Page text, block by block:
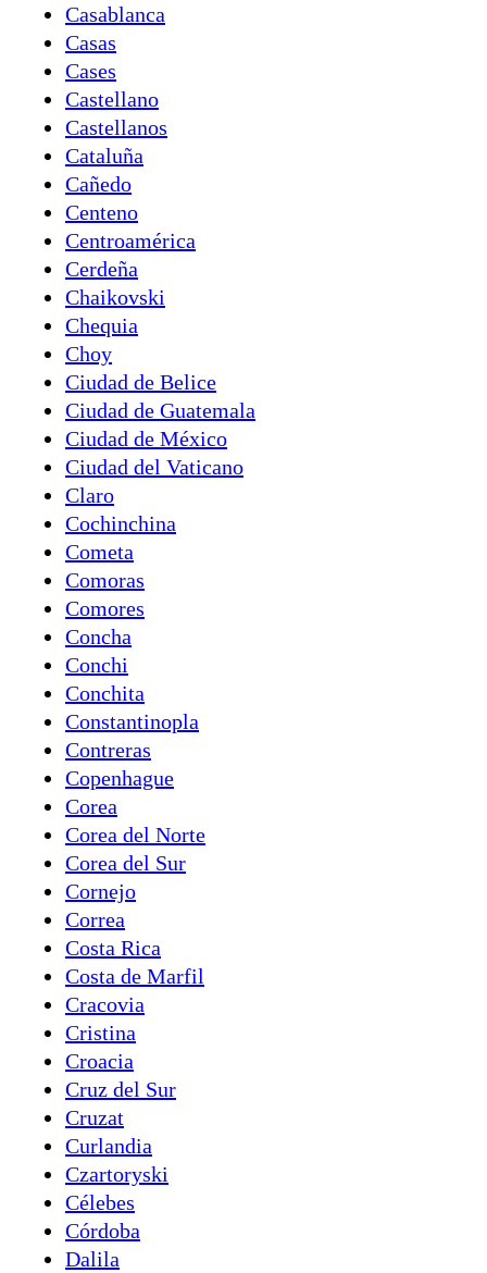
Casablanca
Casas
Cases
Castellano
Castellanos
Cataluña
Cañedo
Centeno
Centroamérica
Cerdeña
Chaikovski
Chequia
Choy
Ciudad de Belice
Ciudad de Guatemala
Ciudad de México
Ciudad del Vaticano
Claro
Cochinchina
Cometa
Comoras
Comores
Concha
Conchi
Conchita
Constantinopla
Contreras
Copenhague
Corea
Corea del Norte
Corea del Sur
Cornejo
Correa
Costa Rica
Costa de Marfil
Cracovia
Cristina
Croacia
Cruz del Sur
Cruzat
Curlandia
Czartoryski
Célebes
Córdoba
Dalila